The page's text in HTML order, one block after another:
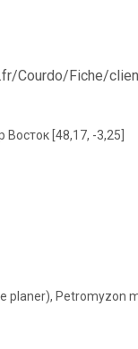
Courdo/Fiche/
[48,17, -3,25]
planer), Petromyzon